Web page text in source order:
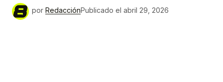
por RedacciónPublicado el abril 29, 2026